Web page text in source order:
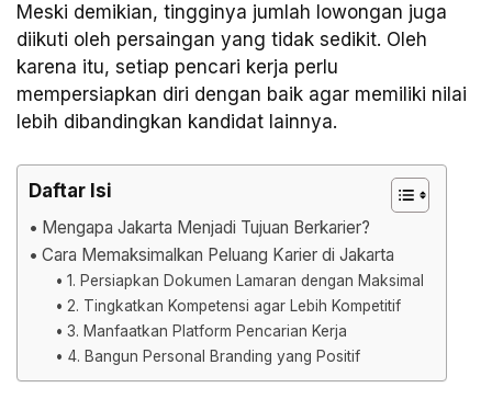
Meski demikian, tingginya jumlah lowongan juga
diikuti oleh persaingan yang tidak sedikit. Oleh
karena itu, setiap pencari kerja perlu
mempersiapkan diri dengan baik agar memiliki nilai
lebih dibandingkan kandidat lainnya.
Daftar Isi
Mengapa Jakarta Menjadi Tujuan Berkarier?
Cara Memaksimalkan Peluang Karier di Jakarta
1. Persiapkan Dokumen Lamaran dengan Maksimal
2. Tingkatkan Kompetensi agar Lebih Kompetitif
3. Manfaatkan Platform Pencarian Kerja
4. Bangun Personal Branding yang Positif